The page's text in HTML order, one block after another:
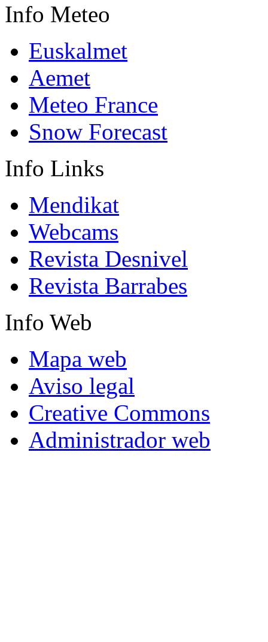
Info Meteo
Euskalmet
Aemet
Meteo France
Snow Forecast
Info Links
Mendikat
Webcams
Revista Desnivel
Revista Barrabes
Info Web
Mapa web
Aviso legal
Creative Commons
Administrador web